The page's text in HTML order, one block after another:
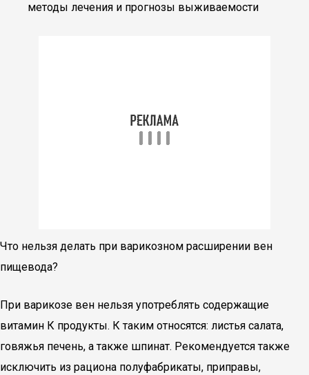
методы лечения и прогнозы выживаемости
Что нельзя делать при варикозном расширении вен
пищевода?
При варикозе вен нельзя употреблять содержащие
витамин К продукты. К таким относятся: листья салата,
говяжья печень, а также шпинат. Рекомендуется также
исключить из рациона полуфабрикаты, приправы,